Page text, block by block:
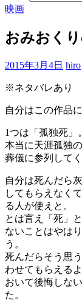
映画
おみおく
2015年3月4日 hiro
※ネタバレあり
自分はこの作品
1つは「孤独死」。
本当に天涯孤独
葬儀に参列して
自分は死んだら
してもらえなく
る人が使えと。
とは言え「死」
ないことはやは
う。
死んだらそう思
わせてもらえる
おいて後悔しな
た。